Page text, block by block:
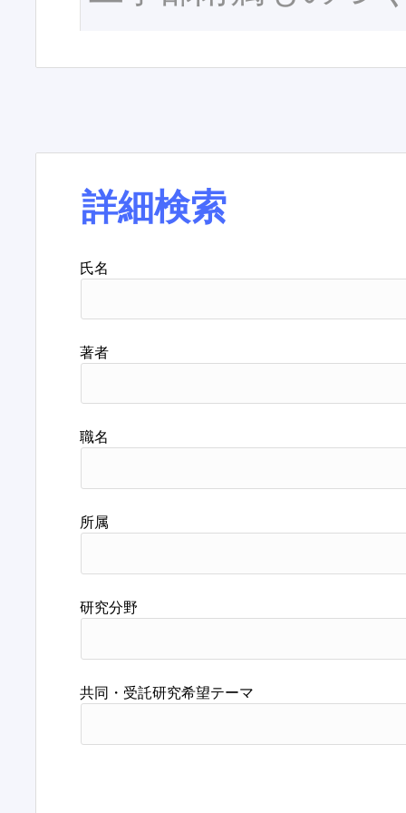
詳細検索
氏名
著者
職名
所属
研究分野
共同・受託研究希望テーマ